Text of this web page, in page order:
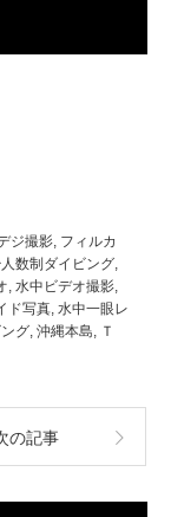
ジ撮影, フィルカ
数制ダイビング,
, 水中ビデオ撮影,
ド写真, 水中一眼レ
グ, 沖縄本島, Ｔ
の記事